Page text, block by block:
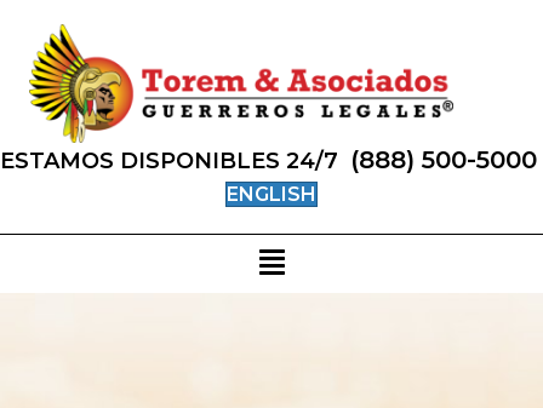
ESTAMOS DISPONIBLES 24/7 (888) 500-5000
ENGLISH